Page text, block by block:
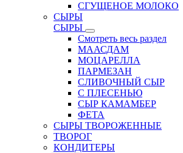
СГУЩЕНОЕ МОЛОКО
СЫРЫ
СЫРЫ
Смотреть весь раздел
МААСДАМ
МОЦАРЕЛЛА
ПАРМЕЗАН
СЛИВОЧНЫЙ СЫР
С ПЛЕСЕНЬЮ
СЫР КАМАМБЕР
ФЕТА
СЫРЫ ТВОРОЖЕННЫЕ
ТВОРОГ
КОНДИТЕРЫ